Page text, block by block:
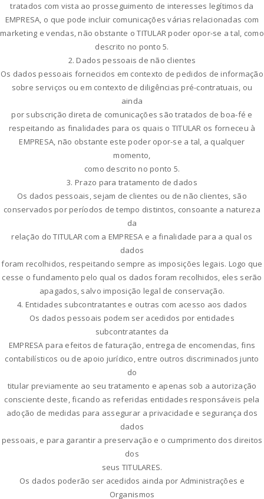
tratados com vista ao prosseguimento de interesses legítimos da
EMPRESA, o que pode incluir comunicações várias relacionadas com
marketing e vendas, não obstante o TITULAR poder opor-se a tal, como
descrito no ponto 5.
2. Dados pessoais de não clientes
Os dados pessoais fornecidos em contexto de pedidos de informação
sobre serviços ou em contexto de diligências pré-contratuais, ou
ainda
por subscrição direta de comunicações são tratados de boa-fé e
respeitando as finalidades para os quais o TITULAR os forneceu à
EMPRESA, não obstante este poder opor-se a tal, a qualquer
momento,
como descrito no ponto 5.
3. Prazo para tratamento de dados
Os dados pessoais, sejam de clientes ou de não clientes, são
conservados por períodos de tempo distintos, consoante a natureza
da
relação do TITULAR com a EMPRESA e a finalidade para a qual os
dados
foram recolhidos, respeitando sempre as imposições legais. Logo que
cesse o fundamento pelo qual os dados foram recolhidos, eles serão
apagados, salvo imposição legal de conservação.
4. Entidades subcontratantes e outras com acesso aos dados
Os dados pessoais podem ser acedidos por entidades
subcontratantes da
EMPRESA para efeitos de faturação, entrega de encomendas, fins
contabilísticos ou de apoio jurídico, entre outros discriminados junto
do
titular previamente ao seu tratamento e apenas sob a autorização
consciente deste, ficando as referidas entidades responsáveis pela
adoção de medidas para assegurar a privacidade e segurança dos
dados
pessoais, e para garantir a preservação e o cumprimento dos direitos
dos
seus TITULARES.
Os dados poderão ser acedidos ainda por Administrações e
Organismos